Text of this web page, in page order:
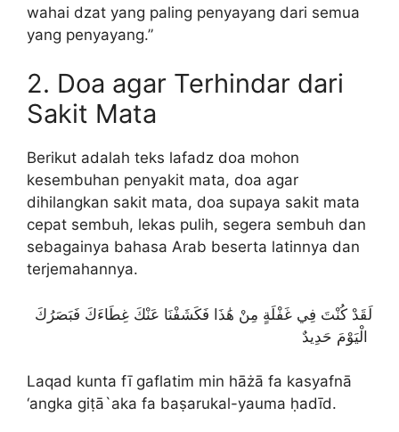
wahai dzat yang paling penyayang dari semua
yang penyayang.”
2. Doa agar Terhindar dari
Sakit Mata
Berikut adalah teks lafadz doa mohon
kesembuhan penyakit mata, doa agar
dihilangkan sakit mata, doa supaya sakit mata
cepat sembuh, lekas pulih, segera sembuh dan
sebagainya bahasa Arab beserta latinnya dan
terjemahannya.
لَقَدْ كُنْتَ فِي غَفْلَةٍ مِنْ هَٰذَا فَكَشَفْنَا عَنْكَ غِطَاءَكَ فَبَصَرُكَ
Laqad kunta fī gaflatim min hāżā fa kasyafnā
‘angka giṭā`aka fa baṣarukal-yauma ḥadīd.